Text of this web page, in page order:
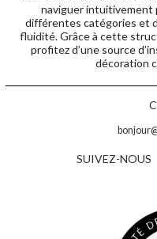
naviguer intuitivement
différentes catégories et
fluidité. Grâce à cette
profitez d’une source
décoration
SUIVEZ-NOUS